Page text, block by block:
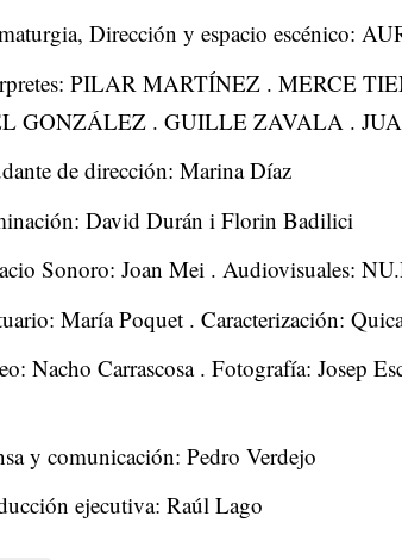
Dirección y espacio escénico:
PILAR MARTÍNEZ . MERCE
GONZÁLEZ . GUILLE ZAVALA .
de dirección: Marina Díaz
David Durán i Florin Badilici
Sonoro: Joan Mei . Audiovisuales:
María Poquet . Caracterización:
Nacho Carrascosa . Fotografía: Josep
y comunicación: Pedro Verdejo
ejecutiva: Raúl Lago